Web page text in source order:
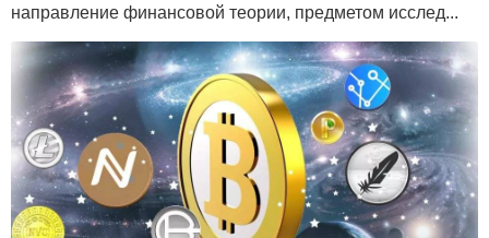
направление финансовой теории, предметом исслед...